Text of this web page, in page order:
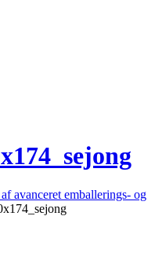
avanceret emballerings- og